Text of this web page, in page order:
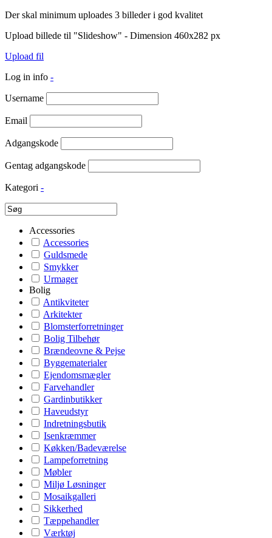
Der skal minimum uploades 3 billeder i god kvalitet
Upload billede til "Slideshow" - Dimension 460x282 px
Upload fil
Log in info -
Username
Email
Adgangskode
Gentag adgangskode
Kategori -
Accessories
Accessories
Guldsmede
Smykker
Urmager
Bolig
Antikviteter
Arkitekter
Blomsterforretninger
Bolig Tilbehør
Brændeovne & Pejse
Byggematerialer
Ejendomsmægler
Farvehandler
Gardinbutikker
Haveudstyr
Indretningsbutik
Isenkræmmer
Køkken/Badeværelse
Lampeforretning
Møbler
Miljø Løsninger
Mosaikgalleri
Sikkerhed
Tæppehandler
Værktøj